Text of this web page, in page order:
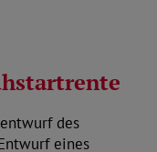
des
eines